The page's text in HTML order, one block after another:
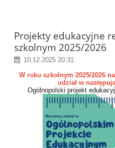
edukacyjne
Projekty edukacyjne
szkolnym 2025/2026
10.12.2025 20:31
W roku szkolnym 2025/2026
udział w
Ogólnopolski projekt